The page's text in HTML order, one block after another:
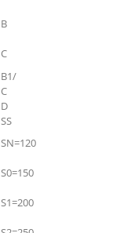
B
C
B1/
C
D
SS
SN=120
S0=150
S1=200